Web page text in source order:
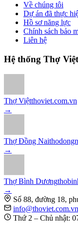
Về chúng tôi
Dự án đã thực
Hồ sơ năng lực
Chính sách bảo
Liên hệ
Hệ thống Thợ Việt
Thợ Việtthoviet.com.vn
→
Thợ Đồng Nai
→
Thợ Bình Dương
→
Số 88, đường 18,
info@thoviet.com.vn
Thứ 2 – Chủ nhật: